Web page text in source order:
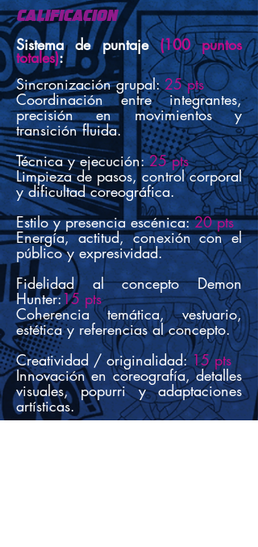
CALIFICACIoN
Sistema de puntaje(100 puntos
totales):
Sincronización grupal:25 pts
Coordinación entre integrantes,
precisión en movimientos y
transición fluida.
Técnica y ejecución:25 pts
​Limpieza de pasos, control corporal
y dificultad coreográfica.
Estilo y presencia escénica:20 pts
Energía, actitud, conexión con el
público y expresividad.
Fidelidad al concepto Demon
Hunter:15 pts
Coherencia temática, vestuario,
estética y referencias al concepto.
Creatividad / originalidad:15 pts
​Innovación en coreografía, detalles
visuales, popurri y adaptaciones
artísticas.